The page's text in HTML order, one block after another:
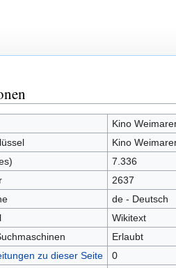
Kino
Kino
7.336
2637
de - Deutsch
Wikitext
Erlaubt
zu dieser Seite
0